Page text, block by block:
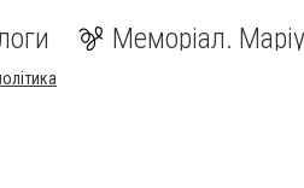
Меморіал.